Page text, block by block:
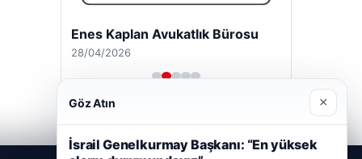
Enes Kaplan Avukatlık Bürosu
28/04/2026
Göz Atın ×
İsrail Genelkurmay Başkanı: “En yüksek